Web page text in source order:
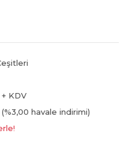
KDV
(%3,00 havale indirimi)